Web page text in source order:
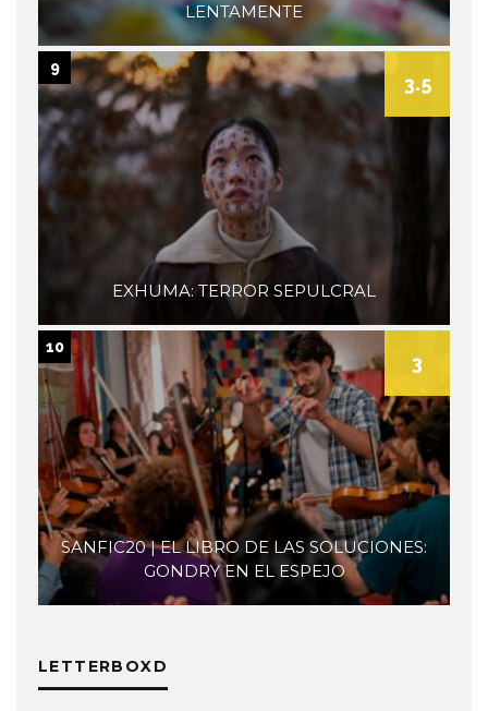
LENTAMENTE
EXHUMA: TERROR SEPULCRAL
3.5
9
SANFIC20 | EL LIBRO DE LAS SOLUCIONES:
GONDRY EN EL ESPEJO
3
10
LETTERBOXD